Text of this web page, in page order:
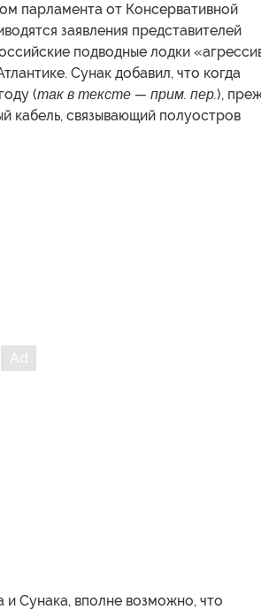
парламента от Консервативной
заявления представителей
подводные лодки
Сунак добавил, что когда
(так в тексте — прим. пер.),
кабель, связывающий полуостров
Сунака, вполне возможно, что